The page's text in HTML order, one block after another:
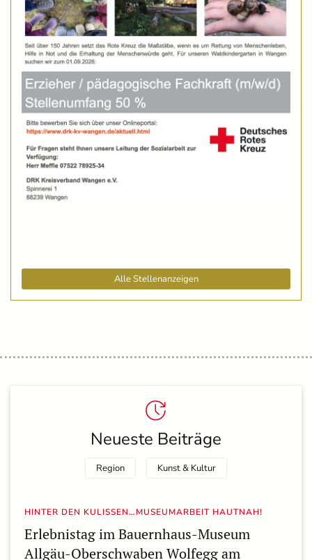
Alle Stellenanzeigen
Neueste Beiträge
Region Kunst & Kultur
HINTER DEN KULISSEN…MUSEUMARBEIT HAUTNAH!
Erlebnistag im Bauernhaus-Museum
Allgäu-Oberschwaben Wolfegg am